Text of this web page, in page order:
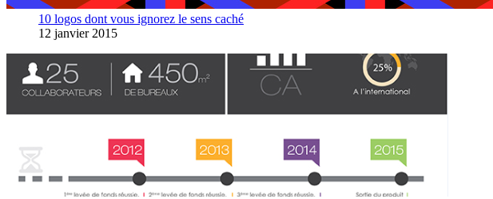
10 logos dont vous ignorez le sens caché
12 janvier 2015